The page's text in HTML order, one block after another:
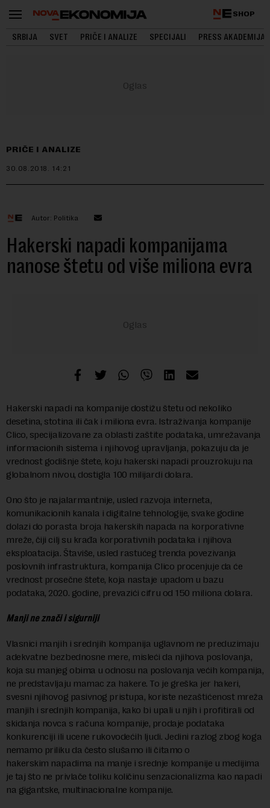
SHOP
SRBIJA SVET PRIČE I ANALIZE SPECIJALI PRESS AKADEMIJA
PRIČE I ANALIZE
30.08.2018. 14:21
Autor: Politika
Hakerski napadi kompanijama
nanose štetu od više miliona evra
Hakerski napadi na kompanije dostižu štetu od nekoliko
desetina, stotina ili čak i miliona evra. Istraživanja kompanije
Clico, specijalizovane za oblasti zaštite podataka, umrežavanja
informacionih sistema i njihovog upravljanja, pokazuju da je
vrednost godišnje štete, koju hakerski napadi prouzrokuju na
globalnom nivou, dostigla 100 milijardi dolara.
Ono što je najalarmantnije, usled razvoja interneta,
komunikacionih kanala i digitalne tehnologije, svake godine
dolazi do porasta broja hakerskih napada na korporativne
mreže, čiji cilj su krađa korporativnih podataka i njihova
eksploatacija. Štaviše, usled rastućeg trenda povezivanja
poslovnih infrastruktura, kompanija Clico procenjuje da će
vrednost prosečne štete, koja nastaje upadom u bazu
podataka, 2020. godine, prevazići cifru od 150 miliona dolara.
Manji ne znači i sigurniji
Vlasnici manjih i srednjih kompanija uglavnom ne preduzimaju
adekvatne bezbednosne mere, misleći da njihova poslovanja,
koja su manjeg obima u odnosu na poslovanja većih kompanija,
ne predstavljaju mamac za hakere. To je greška jer hakeri,
svesni njihovog pasivnog pristupa, koriste nezaštićenost mreža
manjih i srednjih kompanija, kako bi upali u njih i profitirali od
skidanja novca s računa kompanije, prodaje podataka
konkurenciji ili ucene rukovodećih ljudi. Jedini razlog zbog koga
nemamo priliku da često slušamo ili čitamo o
hakerskim napadima na manje i srednje kompanije u medijima
je taj što ne privlače toliku količinu senzacionalizma kao napadi
na gigantske, multinacionalne kompanije.